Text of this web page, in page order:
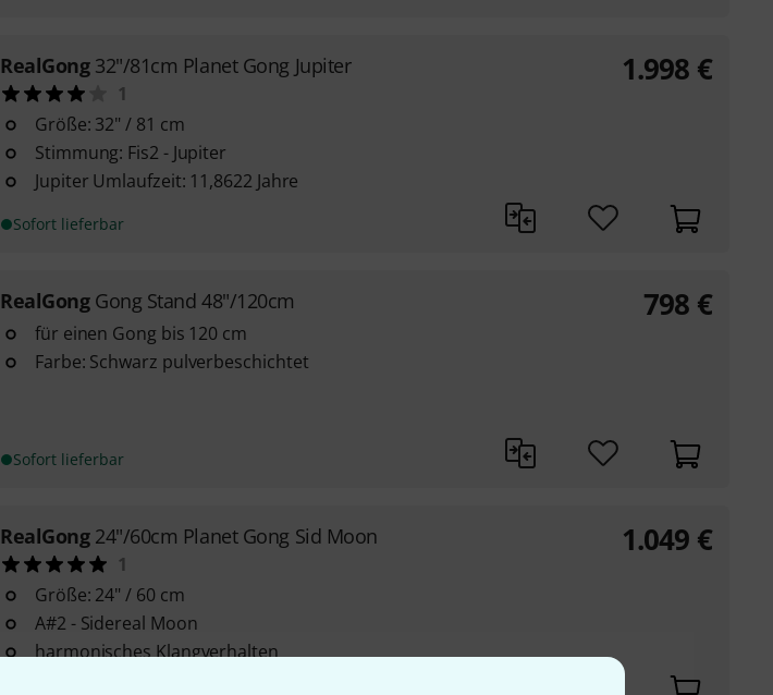
RealGong 32"/81cm Planet Gong Jupiter
1
Größe: 32" / 81 cm
Stimmung: Fis2 - Jupiter
Jupiter Umlaufzeit: 11,8622 Jahre
Sofort lieferbar
1.998 €
RealGong Gong Stand 48"/120cm
für einen Gong bis 120 cm
Farbe: Schwarz pulverbeschichtet
Sofort lieferbar
798 €
RealGong 24"/60cm Planet Gong Sid Moon
1
Größe: 24" / 60 cm
A#2 - Sidereal Moon
harmonisches Klangverhalten
1.049 €